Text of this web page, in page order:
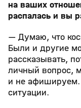
на ваших
распалась и вы
— Думаю, что
Были и другие
рассказывать,
личный вопрос,
и не
ситуации.